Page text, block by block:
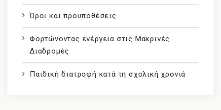
Όροι και προϋποθέσεις
Φορτώνοντας ενέργεια στις Μακρινές
Διαδρομές
Παιδική διατροφή κατά τη σχολική χρονιά